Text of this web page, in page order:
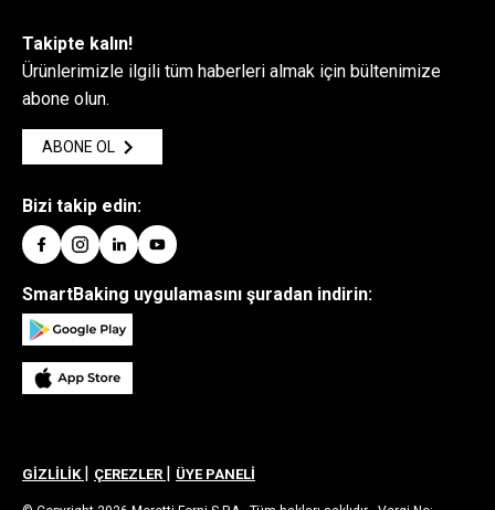
Takipte kalın!
Ürünlerimizle ilgili tüm haberleri almak için bültenimize
abone olun.
ABONE OL
Bizi takip edin:
SmartBaking uygulamasını şuradan indirin:
GİZLİLİK | ÇEREZLER | ÜYE PANELİ